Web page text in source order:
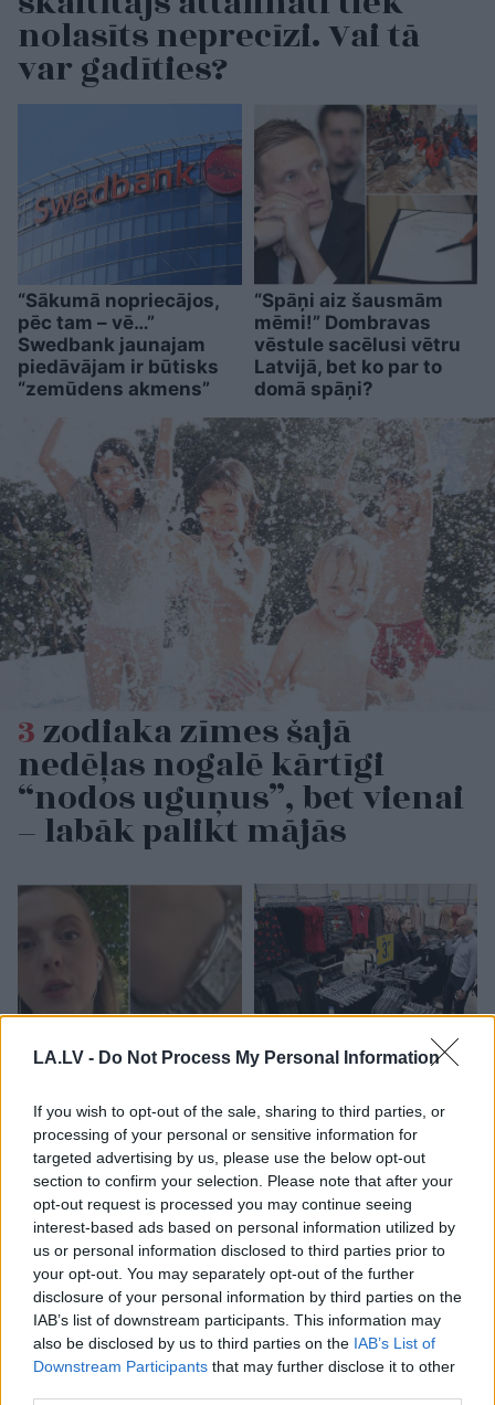
LA.LV - Do Not Process My Personal Information
If you wish to opt-out of the sale, sharing to third parties, or
processing of your personal or sensitive information for
targeted advertising by us, please use the below opt-out
section to confirm your selection. Please note that after your
opt-out request is processed you may continue seeing
interest-based ads based on personal information utilized by
us or personal information disclosed to third parties prior to
your opt-out. You may separately opt-out of the further
disclosure of your personal information by third parties on the
IAB’s list of downstream participants. This information may
also be disclosed by us to third parties on the IAB’s List of
Downstream Participants that may further disclose it to other
nolasīts neprecīzi. Vai tā
var gadīties?
“Sākumā nopriecājos,
pēc tam – vē…”
Swedbank jaunajam
piedāvājam ir būtisks
“zemūdens akmens”
“Spāņi aiz šausmām
mēmi!” Dombravas
vēstule sacēlusi vētru
Latvijā, bet ko par to
domā spāņi?
3zodiaka zīmes šajā
nedēļas nogalē kārtīgi
“nodos uguņus”, bet vienai
– labāk palikt mājās
Beata Jonīte jau atkal
nonāk uzmanības
centrā – šoreiz ar
superdārgu pulksteni
“Pepco” veikalā kāds
pircējs dabūjis dzirdēt
to, ko viņam noteikti
nebūtu jādzird